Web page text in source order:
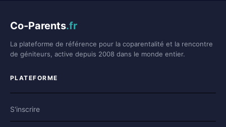
Co-Parents.fr
La plateforme de référence pour la coparentalité et la rencontre
de géniteurs, active depuis 2008 dans le monde entier.
PLATEFORME
S'inscrire